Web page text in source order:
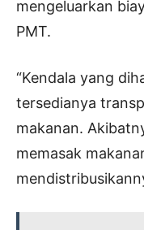
mengeluarkan
PMT.
“Kendala yang
tersedianya
makanan.
memasak